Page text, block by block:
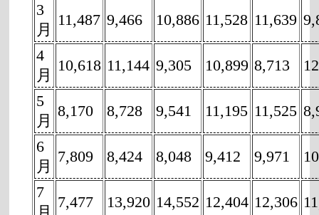
3
月
11,487 9,466 10,886 11,528 11,639
4
月
10,618 11,144 9,305 10,899 8,713
5
月
8,170 8,728 9,541 11,195 11,525
6
月
7,809 8,424 8,048 9,412 9,971
7
7,477 13,920 14,552 12,404 12,306